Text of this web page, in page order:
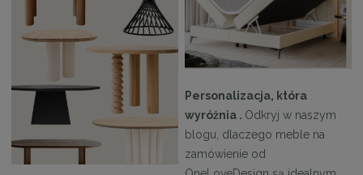
Personalizacja, która
wyróżnia . Odkryj w naszym
blogu, dlaczego meble na
zamówienie od